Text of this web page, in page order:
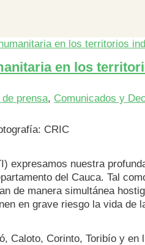
en los
de prensa, Comunicados y
CRIC
expresamos nuestra
del Cauca. Tal
de manera simultánea
en grave riesgo la vida de
Caloto, Corinto, Toribío y